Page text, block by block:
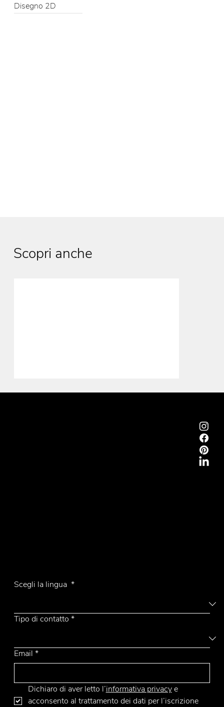
Disegno 2D
Scopri anche
Scegli la lingua *
Tipo di contatto *
Email *
Dichiaro di aver letto l’informativa privacy e
acconsento al trattamento dei dati per l’iscrizione